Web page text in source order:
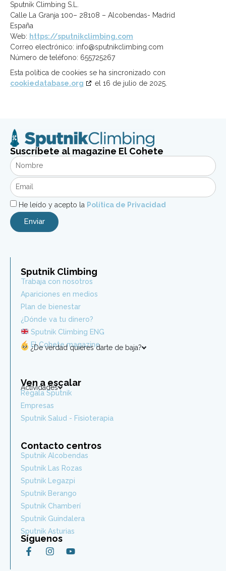
Sputnik Climbing S.L.
Calle La Granja 100– 28108 – Alcobendas- Madrid
España
Web: https://sputnikclimbing.com
Correo electrónico: info@sputnikclimbing.com
Número de teléfono: 655725267
Esta política de cookies se ha sincronizado con
cookiedatabase.org
el 16 de julio de 2025.
Suscríbete al magazine El Cohete
He leído y acepto la Política de Privacidad
Enviar
Sputnik Climbing
Trabaja con nosotros
Apariciones en medios
Plan de bienestar
¿Dónde va tu dinero?
Sputnik Climbing ENG
El Cohete magazine
¿De verdad quieres darte de baja?
Ven a escalar
Actividades
Regala Sputnik
Empresas
Sputnik Salud - Fisioterapia
Contacto centros
Sputnik Alcobendas
Sputnik Las Rozas
Sputnik Legazpi
Sputnik Berango
Sputnik Chamberí
Sputnik Guindalera
Sputnik Asturias
Síguenos